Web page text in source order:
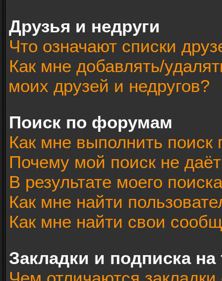
Друзья и недруги
Что означают списки
Как мне добавлять/
моих друзей и недругов?
Поиск по форумам
Как мне выполнить
Почему мой поиск не даёт
В результате моего
Как мне найти
Как мне найти свои
Закладки и подписка